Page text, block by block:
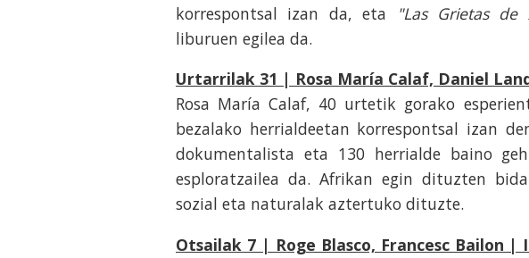
korrespontsal izan da, eta
"Las Grietas de
liburuen egilea da.
Urtarrilak 31 | Rosa María Calaf, Daniel
Rosa María Calaf, 40 urtetik gorako
bezalako herrialdeetan korrespontsal izan
dokumentalista eta 130 herrialde baino
esploratzailea da. Afrikan egin dituzten
sozial eta naturalak aztertuko dituzte.
Otsailak 7 | Roge Blasco, Francesc Bailon